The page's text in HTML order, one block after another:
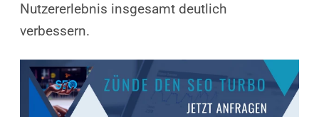
Nutzererlebnis insgesamt deutlich
verbessern.